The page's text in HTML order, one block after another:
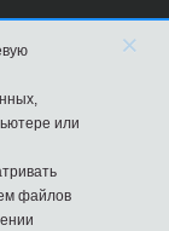
или
файлов
×